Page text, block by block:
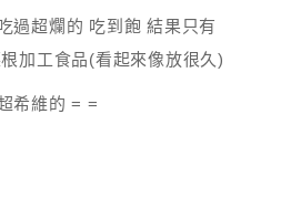
過超爛的 吃到飽 結果只有
加工食品(看起來像放很久)
希維的 = =